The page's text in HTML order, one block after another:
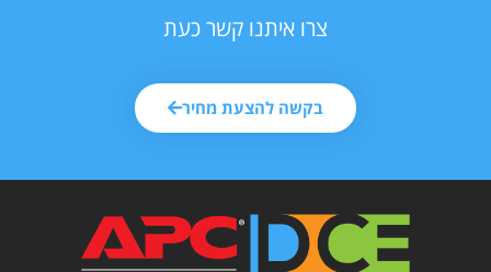
צרו איתנו קשר כעת
בקשה להצעת מחיר